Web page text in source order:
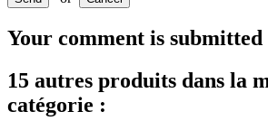
Your comment is submitted
15 autres produits dans la
catégorie :